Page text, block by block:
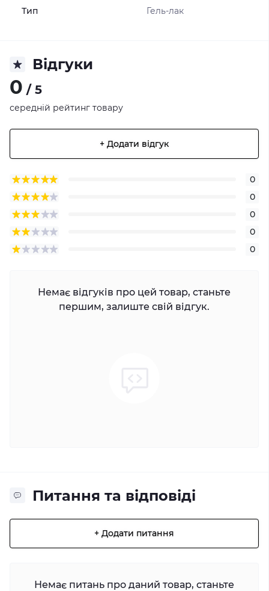
Тип Гель-лак
Відгуки
0 / 5
середній рейтинг товару
+ Додати відгук
0
0
0
0
0
Немає відгуків про цей товар, станьте
першим, залиште свій відгук.
Питання та відповіді
+ Додати питання
Немає питань про даний товар, станьте